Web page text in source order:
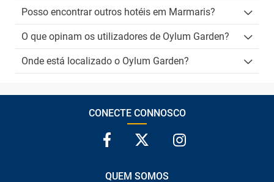
Posso encontrar outros hotéis em Marmaris?
O que opinam os utilizadores de Oylum Garden?
Onde está localizado o Oylum Garden?
CONECTE CONNOSCO
QUEM SOMOS